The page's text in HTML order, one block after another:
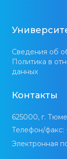
Сведения об
Политика в
данных
Контакты
625000, г.
Телефон/факс:
Электронная